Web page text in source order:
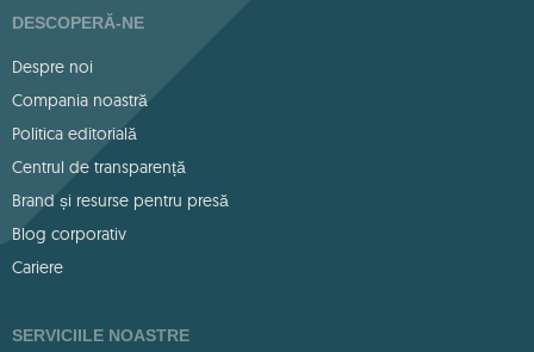
DESCOPERĂ-NE
Despre noi
Compania noastră
Politica editorială
Centrul de transparență
Brand și resurse pentru presă
Blog corporativ
Cariere
SERVICIILE NOASTRE